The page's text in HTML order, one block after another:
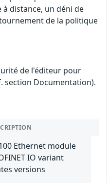
distance, un déni de
de la politique
de l'éditeur pour
section Documentation).
Ethernet module
IO variant
versions